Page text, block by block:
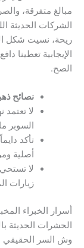
مبالغ متفرقة،
الشركات الحديثة
ريحة، نسيت شكل
الإيجابية تعطينا
الصح.
نصائح
لا تعتمد
السوبر
تأكد
أصلية
لا
زيارات
أسرار الخبراء
الحشرات الحديثة
وش السر الحقيقي